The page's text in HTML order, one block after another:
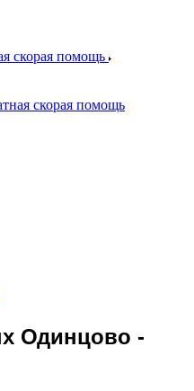
скорая помощь
скорая помощь
Одинцово -